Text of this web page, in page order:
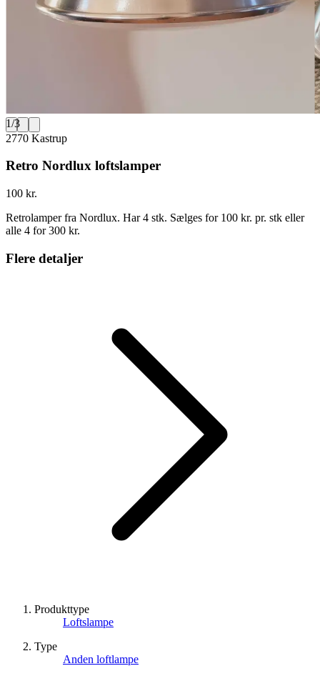
1/3
2770 Kastrup
Retro Nordlux loftslamper
100 kr.
Retrolamper fra Nordlux. Har 4 stk. Sælges for 100 kr. pr. stk eller
alle 4 for 300 kr.
Flere detaljer
Produkttype
Loftslampe
Type
Anden loftlampe